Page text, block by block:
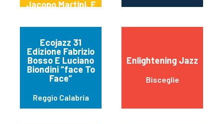
Jacopo Martini, E
Ecojazz 31
Edizione Fabrizio
Bosso E Luciano
Biondini “face To
Face”
Reggio Calabria
Enlightening Jazz
Bisceglie